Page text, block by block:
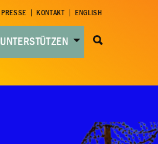
PRESSE KONTAKT ENGLISH
UNTERSTÜTZEN